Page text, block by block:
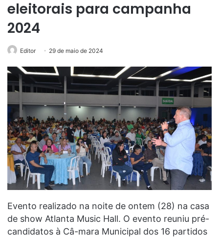
eleitorais para campanha
2024
Editor 29 de maio de 2024
Evento realizado na noite de ontem (28) na casa
de show Atlanta Music Hall. O evento reuniu pré-
candidatos à Câ-mara Municipal dos 16 partidos